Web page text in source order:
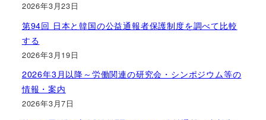
2026年3月23日
第94回 日本と韓国の公益通報者保護制度を調べて比較
する
2026年3月19日
2026年3月以降～労働関連の研究会・シンポジウム等の
情報・案内
2026年3月7日